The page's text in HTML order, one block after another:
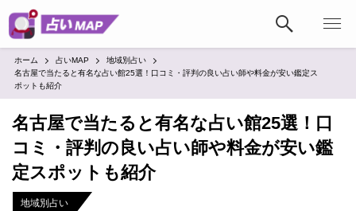
ホーム 占いMAP
地域別占い
名古屋で当たると有名な占い館25選！口コミ・評判の良い占い師や料金が安い鑑定ス
ポットも紹介
名古屋で当たると有名な占い館25選！口
コミ・評判の良い占い師や料金が安い鑑
定スポットも紹介
地域別占い